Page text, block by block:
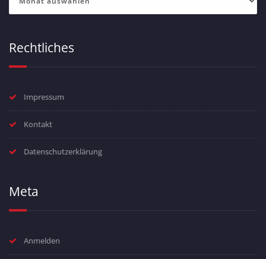
Rechtliches
Impressum
Kontakt
Datenschutzerklärung
Meta
Anmelden